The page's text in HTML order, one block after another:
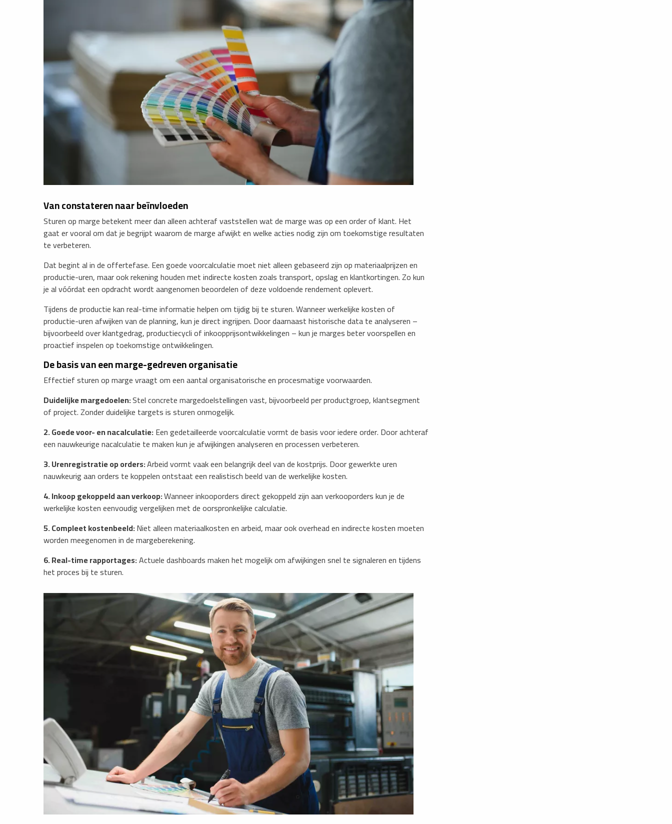
Van constateren naar beïnvloeden
Sturen op marge betekent meer dan alleen achteraf vaststellen wat de marge was op een order of klant. Het
gaat er vooral om dat je begrijpt waarom de marge afwijkt en welke acties nodig zijn om toekomstige resultaten
te verbeteren.
Dat begint al in de offertefase. Een goede voorcalculatie moet niet alleen gebaseerd zijn op materiaalprijzen en
productie-uren, maar ook rekening houden met indirecte kosten zoals transport, opslag en klantkortingen. Zo kun
je al vóórdat een opdracht wordt aangenomen beoordelen of deze voldoende rendement oplevert.
Tijdens de productie kan real-time informatie helpen om tijdig bij te sturen. Wanneer werkelijke kosten of
productie-uren afwijken van de planning, kun je direct ingrijpen. Door daarnaast historische data te analyseren –
bijvoorbeeld over klantgedrag, productiecycli of inkoopprijsontwikkelingen – kun je marges beter voorspellen en
proactief inspelen op toekomstige ontwikkelingen.
De basis van een marge-gedreven organisatie
Effectief sturen op marge vraagt om een aantal organisatorische en procesmatige voorwaarden.
Duidelijke margedoelen:Stel concrete margedoelstellingen vast, bijvoorbeeld per productgroep, klantsegment
of project. Zonder duidelijke targets is sturen onmogelijk.
2. Goede voor- en nacalculatie:Een gedetailleerde voorcalculatie vormt de basis voor iedere order. Door achteraf
een nauwkeurige nacalculatie te maken kun je afwijkingen analyseren en processen verbeteren.
3. Urenregistratie op orders:Arbeid vormt vaak een belangrijk deel van de kostprijs. Door gewerkte uren
nauwkeurig aan orders te koppelen ontstaat een realistisch beeld van de werkelijke kosten.
4. Inkoop gekoppeld aan verkoop:Wanneer inkooporders direct gekoppeld zijn aan verkooporders kun je de
werkelijke kosten eenvoudig vergelijken met de oorspronkelijke calculatie.
5. Compleet kostenbeeld:Niet alleen materiaalkosten en arbeid, maar ook overhead en indirecte kosten moeten
worden meegenomen in de margeberekening.
6. Real-time rapportages:Actuele dashboards maken het mogelijk om afwijkingen snel te signaleren en tijdens
het proces bij te sturen.